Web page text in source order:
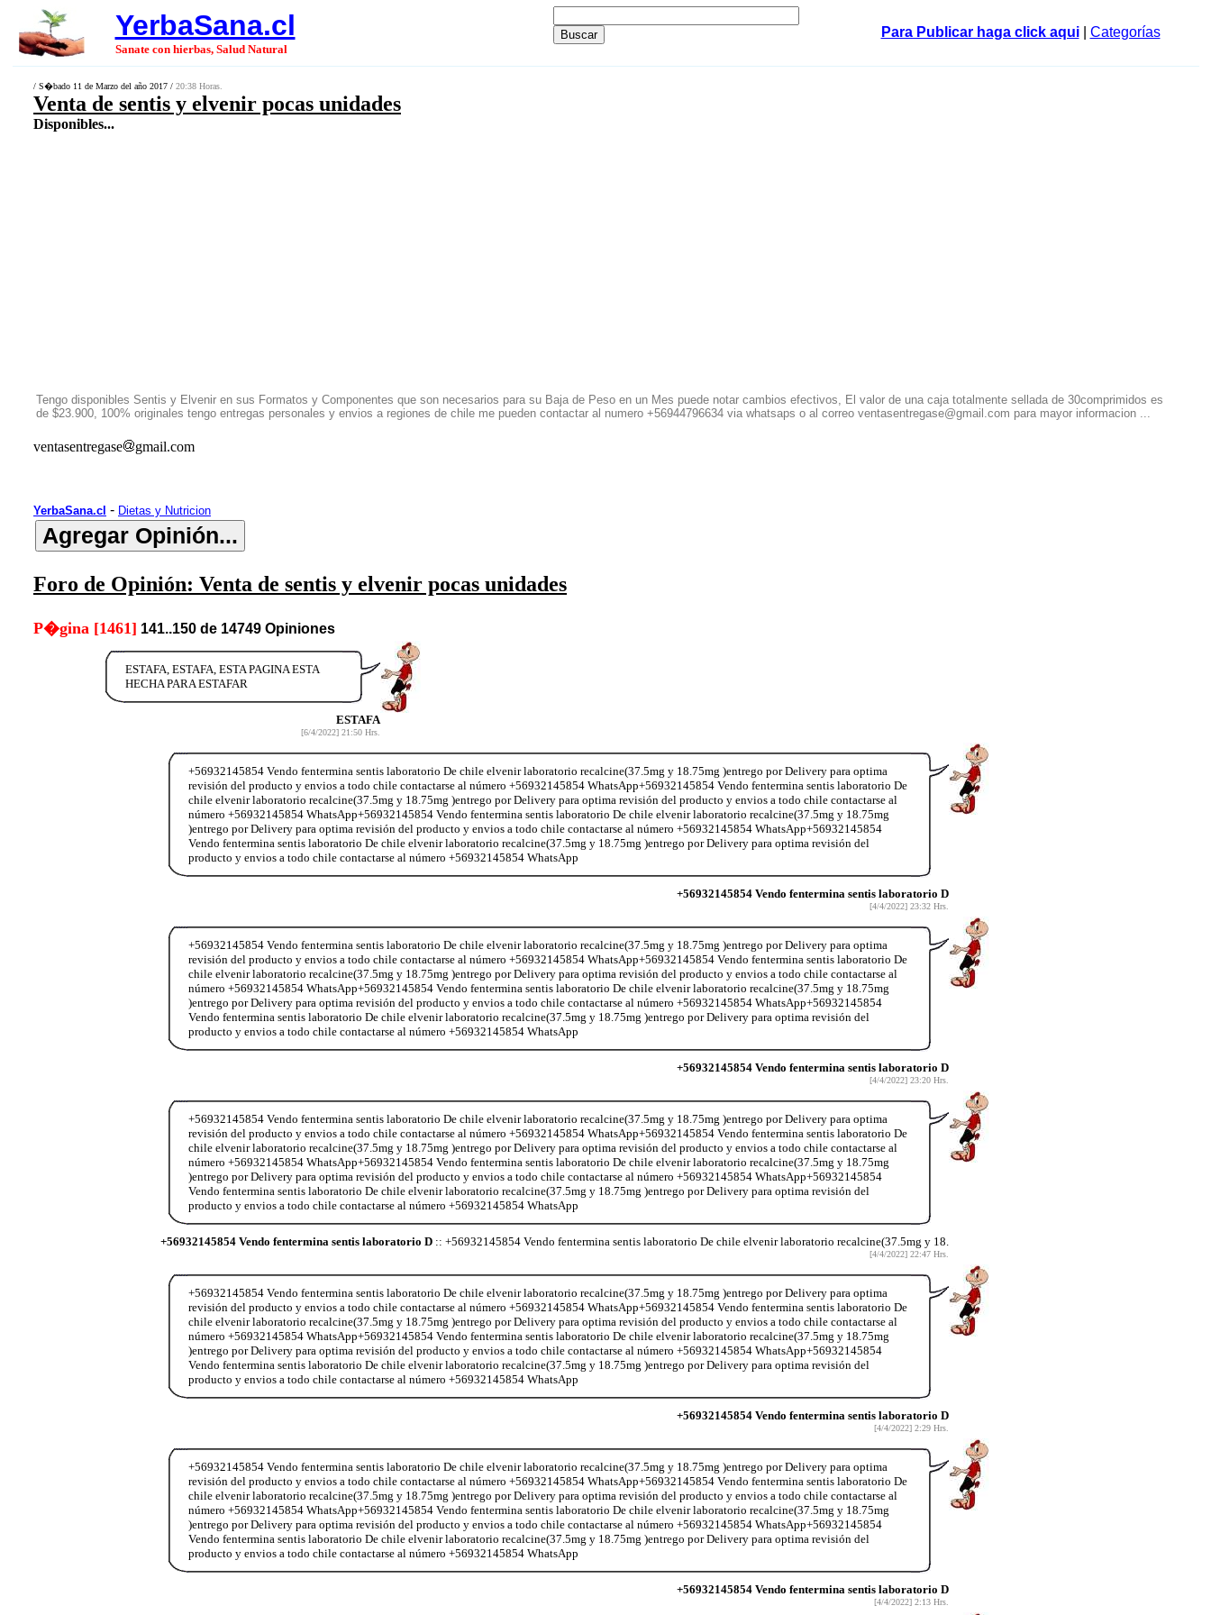
YerbaSana.cl
Sanate con hierbas, Salud Natural
Para Publicar haga click aqui| Categorías
/ S�bado 11 de Marzo del año 2017 / 20:38 Horas.
Venta de sentis y elvenir pocas unidades
Disponibles...
Tengo disponibles Sentis y Elvenir en sus Formatos y Componentes que son necesarios para su Baja de Peso en un Mes puede notar cambios efectivos, El valor de una caja totalmente sellada de 30comprimidos es
de $23.900, 100% originales tengo entregas personales y envios a regiones de chile me pueden contactar al numero +56944796634 via whatsaps o al correo ventasentregase@gmail.com para mayor informacion ...
ventasentregase gmail.com
YerbaSana.cl - Dietas y Nutricion
Foro de Opinión: Venta de sentis y elvenir pocas unidades
P�gina [1461] 141..150 de 14749 Opiniones
ESTAFA, ESTAFA, ESTA PAGINA ESTA
HECHA PARA ESTAFAR
ESTAFA
[6/4/2022] 21:50 Hrs.
+56932145854 Vendo fentermina sentis laboratorio De chile elvenir laboratorio recalcine(37.5mg y 18.75mg )entrego por Delivery para optima
revisión del producto y envios a todo chile contactarse al número +56932145854 WhatsApp+56932145854 Vendo fentermina sentis laboratorio De
chile elvenir laboratorio recalcine(37.5mg y 18.75mg )entrego por Delivery para optima revisión del producto y envios a todo chile contactarse al
número +56932145854 WhatsApp+56932145854 Vendo fentermina sentis laboratorio De chile elvenir laboratorio recalcine(37.5mg y 18.75mg
)entrego por Delivery para optima revisión del producto y envios a todo chile contactarse al número +56932145854 WhatsApp+56932145854
Vendo fentermina sentis laboratorio De chile elvenir laboratorio recalcine(37.5mg y 18.75mg )entrego por Delivery para optima revisión del
producto y envios a todo chile contactarse al número +56932145854 WhatsApp
+56932145854 Vendo fentermina sentis laboratorio D
[4/4/2022] 23:32 Hrs.
+56932145854 Vendo fentermina sentis laboratorio De chile elvenir laboratorio recalcine(37.5mg y 18.75mg )entrego por Delivery para optima
revisión del producto y envios a todo chile contactarse al número +56932145854 WhatsApp+56932145854 Vendo fentermina sentis laboratorio De
chile elvenir laboratorio recalcine(37.5mg y 18.75mg )entrego por Delivery para optima revisión del producto y envios a todo chile contactarse al
número +56932145854 WhatsApp+56932145854 Vendo fentermina sentis laboratorio De chile elvenir laboratorio recalcine(37.5mg y 18.75mg
)entrego por Delivery para optima revisión del producto y envios a todo chile contactarse al número +56932145854 WhatsApp+56932145854
Vendo fentermina sentis laboratorio De chile elvenir laboratorio recalcine(37.5mg y 18.75mg )entrego por Delivery para optima revisión del
producto y envios a todo chile contactarse al número +56932145854 WhatsApp
+56932145854 Vendo fentermina sentis laboratorio D
[4/4/2022] 23:20 Hrs.
+56932145854 Vendo fentermina sentis laboratorio De chile elvenir laboratorio recalcine(37.5mg y 18.75mg )entrego por Delivery para optima
revisión del producto y envios a todo chile contactarse al número +56932145854 WhatsApp+56932145854 Vendo fentermina sentis laboratorio De
chile elvenir laboratorio recalcine(37.5mg y 18.75mg )entrego por Delivery para optima revisión del producto y envios a todo chile contactarse al
número +56932145854 WhatsApp+56932145854 Vendo fentermina sentis laboratorio De chile elvenir laboratorio recalcine(37.5mg y 18.75mg
)entrego por Delivery para optima revisión del producto y envios a todo chile contactarse al número +56932145854 WhatsApp+56932145854
Vendo fentermina sentis laboratorio De chile elvenir laboratorio recalcine(37.5mg y 18.75mg )entrego por Delivery para optima revisión del
producto y envios a todo chile contactarse al número +56932145854 WhatsApp
+56932145854 Vendo fentermina sentis laboratorio D:: +56932145854 Vendo fentermina sentis laboratorio De chile elvenir laboratorio recalcine(37.5mg y 18.
[4/4/2022] 22:47 Hrs.
+56932145854 Vendo fentermina sentis laboratorio De chile elvenir laboratorio recalcine(37.5mg y 18.75mg )entrego por Delivery para optima
revisión del producto y envios a todo chile contactarse al número +56932145854 WhatsApp+56932145854 Vendo fentermina sentis laboratorio De
chile elvenir laboratorio recalcine(37.5mg y 18.75mg )entrego por Delivery para optima revisión del producto y envios a todo chile contactarse al
número +56932145854 WhatsApp+56932145854 Vendo fentermina sentis laboratorio De chile elvenir laboratorio recalcine(37.5mg y 18.75mg
)entrego por Delivery para optima revisión del producto y envios a todo chile contactarse al número +56932145854 WhatsApp+56932145854
Vendo fentermina sentis laboratorio De chile elvenir laboratorio recalcine(37.5mg y 18.75mg )entrego por Delivery para optima revisión del
producto y envios a todo chile contactarse al número +56932145854 WhatsApp
+56932145854 Vendo fentermina sentis laboratorio D
[4/4/2022] 2:29 Hrs.
+56932145854 Vendo fentermina sentis laboratorio De chile elvenir laboratorio recalcine(37.5mg y 18.75mg )entrego por Delivery para optima
revisión del producto y envios a todo chile contactarse al número +56932145854 WhatsApp+56932145854 Vendo fentermina sentis laboratorio De
chile elvenir laboratorio recalcine(37.5mg y 18.75mg )entrego por Delivery para optima revisión del producto y envios a todo chile contactarse al
número +56932145854 WhatsApp+56932145854 Vendo fentermina sentis laboratorio De chile elvenir laboratorio recalcine(37.5mg y 18.75mg
)entrego por Delivery para optima revisión del producto y envios a todo chile contactarse al número +56932145854 WhatsApp+56932145854
Vendo fentermina sentis laboratorio De chile elvenir laboratorio recalcine(37.5mg y 18.75mg )entrego por Delivery para optima revisión del
producto y envios a todo chile contactarse al número +56932145854 WhatsApp
+56932145854 Vendo fentermina sentis laboratorio D
[4/4/2022] 2:13 Hrs.